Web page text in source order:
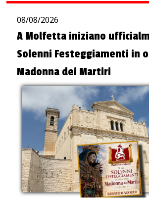
08/08/2026
A Molfetta iniziano
Solenni Festeggiamenti in
Madonna dei Martiri